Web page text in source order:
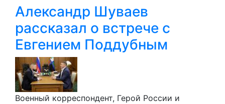
Александр Шуваев
рассказал о встрече с
Евгением Поддубным
Военный корреспондент, Герой России и